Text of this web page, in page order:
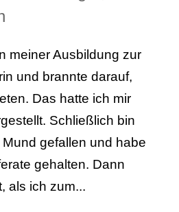
meiner Ausbildung zur
und brannte darauf,
Das hatte ich mir
Schließlich bin
gefallen und habe
gehalten. Dann
als ich zum...